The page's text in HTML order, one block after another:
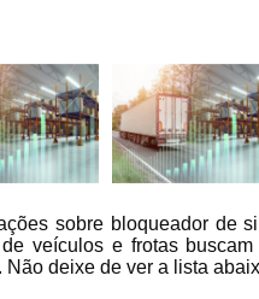
Rastreador
carro
Rastreadores
automotivos
Rastreadores
de caminhões
sobre bloqueador de
veículos e frotas
deixe de ver a lista